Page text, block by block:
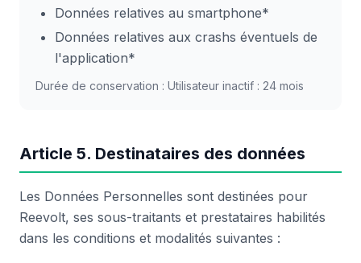
Données relatives au smartphone*
Données relatives aux crashs éventuels de
l'application*
Durée de conservation : Utilisateur inactif : 24 mois
Article 5. Destinataires des données
Les Données Personnelles sont destinées pour
Reevolt, ses sous-traitants et prestataires habilités
dans les conditions et modalités suivantes :